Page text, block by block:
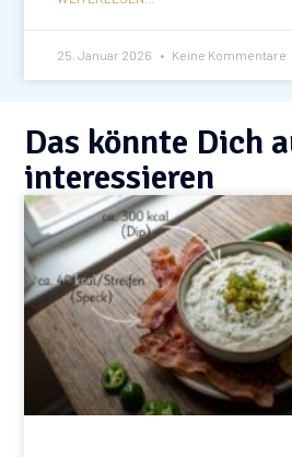
25. Januar 2026 Keine Kommentare
Das könnte Dich
interessieren